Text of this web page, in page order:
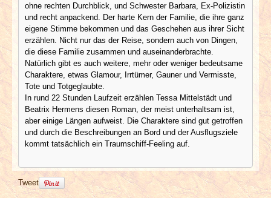
ohne rechten Durchblick, und Schwester Barbara, Ex-Polizistin
und recht anpackend. Der harte Kern der Familie, die ihre ganz
eigene Stimme bekommen und das Geschehen aus ihrer Sicht
erzählen. Nicht nur das der Reise, sondern auch von Dingen,
die diese Familie zusammen und auseinanderbrachte.
Natürlich gibt es auch weitere, mehr oder weniger bedeutsame
Charaktere, etwas Glamour, Irrtümer, Gauner und Vermisste,
Tote und Totgeglaubte.
In rund 22 Stunden Laufzeit erzählen Tessa Mittelstädt und
Beatrix Hermens diesen Roman, der meist unterhaltsam ist,
aber einige Längen aufweist. Die Charaktere sind gut getroffen
und durch die Beschreibungen an Bord und der Ausflugsziele
kommt tatsächlich ein Traumschiff-Feeling auf.
Tweet